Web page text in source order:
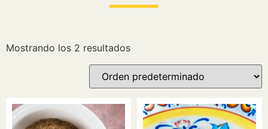
Mostrando los 2 resultados